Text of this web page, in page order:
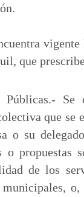
que
Se
que se
o su
o propuestas
de los